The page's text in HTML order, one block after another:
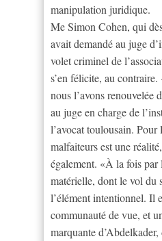
manipulation juridique.
Me Simon Cohen, qui
avait demandé au juge
volet criminel de
s’en félicite, au contraire.
nous l’avons renouvelée
au juge en charge de
l’avocat toulousain. Pour
malfaiteurs est une
également. «À la fois par
matérielle, dont le vol du
l’élément intentionnel. Il
communauté de vue, et
marquante